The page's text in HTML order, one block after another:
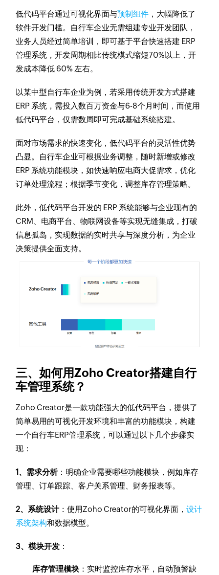
低代码平台通过可视化界面与预制组件 ，大幅降低了
软件开发门槛。自行车企业无需组建专业开发团队，
业务人员经过简单培训，即可基于平台快速搭建 ERP
管理系统，开发周期相比传统模式缩短70%以上，开
发成本降低 60% 左右。
以某中型自行车企业为例，若采用传统开发方式搭建
ERP 系统，需投入数百万资金与6-8个月时间，而使用
低代码平台，仅需数周即可完成基础系统搭建。
面对市场需求的快速变化，低代码平台的灵活性优势
凸显。自行车企业可根据业务调整，随时新增或修改
ERP 系统功能模块，如快速响应电商大促需求，优化
订单处理流程；根据季节变化，调整库存管理策略。
此外，低代码平台开发的 ERP 系统能够与企业现有的
CRM、电商平台、物联网设备等实现无缝集成，打破
信息孤岛，实现数据的实时共享与深度分析，为企业
决策提供全面支持。
三、如何用Zoho Creator搭建自行
车管理系统？
Zoho Creator是一款功能强大的低代码平台，提供了
简单易用的可视化开发环境和丰富的功能模块，构建
一个自行车ERP管理系统，可以通过以下几个步骤实
现：
1、需求分析：明确企业需要哪些功能模块，例如库存
管理、订单跟踪、客户关系管理、财务报表等。
2、系统设计：使用Zoho Creator的可视化界面，设计
系统架构和数据模型。
3、模块开发 ：
库存管理模块 ：实时监控库存水平，自动预警缺